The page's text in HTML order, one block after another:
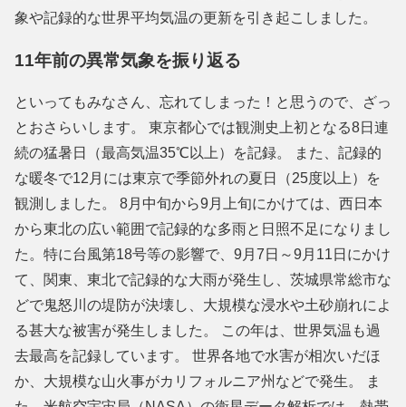
象や記録的な世界平均気温の更新を引き起こしました。
11年前の異常気象を振り返る
といってもみなさん、忘れてしまった！と思うので、ざっ
とおさらいします。 東京都心では観測史上初となる8日連
続の猛暑日（最高気温35℃以上）を記録。 また、記録的
な暖冬で12月には東京で季節外れの夏日（25度以上）を
観測しました。 8月中旬から9月上旬にかけては、西日本
から東北の広い範囲で記録的な多雨と日照不足になりまし
た。特に台風第18号等の影響で、9月7日～9月11日にかけ
て、関東、東北で記録的な大雨が発生し、茨城県常総市な
どで鬼怒川の堤防が決壊し、大規模な浸水や土砂崩れによ
る甚大な被害が発生しました。 この年は、世界気温も過
去最高を記録しています。 世界各地で水害が相次いだほ
か、大規模な山火事がカリフォルニア州などで発生。 ま